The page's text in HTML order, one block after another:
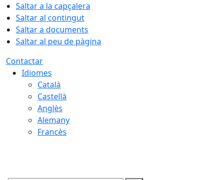
Saltar a la capçalera
Saltar al contingut
Saltar a documents
Saltar al peu de pàgina
Contactar
Idiomes
Català
Castellà
Anglès
Alemany
Francès